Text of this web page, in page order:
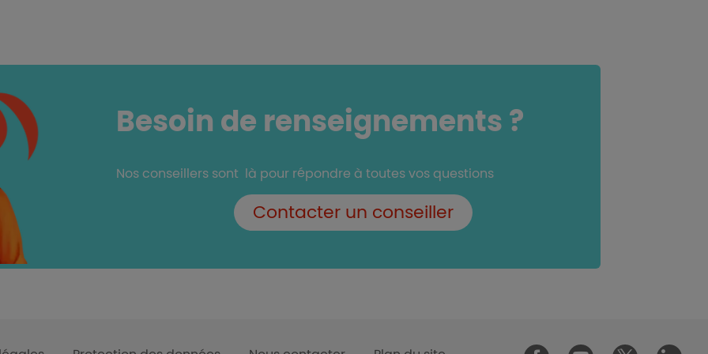
Besoin de renseignements ?
Nos conseillers sont là pour répondre à toutes vos questions
Contacter un conseiller